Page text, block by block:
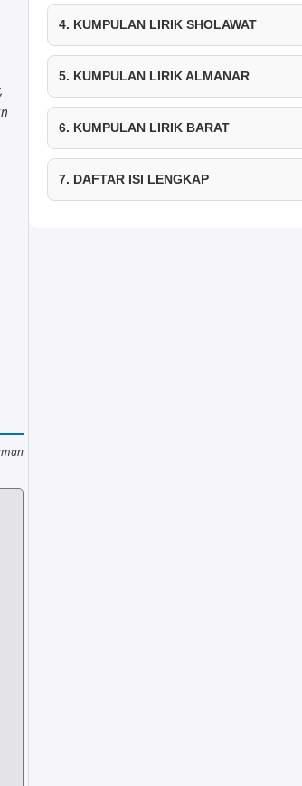
4. KUMPULAN LIRIK SHOLAWAT
5. KUMPULAN LIRIK ALMANAR
6. KUMPULAN LIRIK BARAT
7. DAFTAR ISI LENGKAP